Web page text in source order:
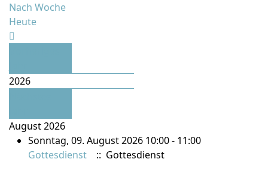
Nach Woche
Heute
2026
August 2026
Sonntag, 09. August 2026 10:00 - 11:00
Gottesdienst
:: Gottesdienst